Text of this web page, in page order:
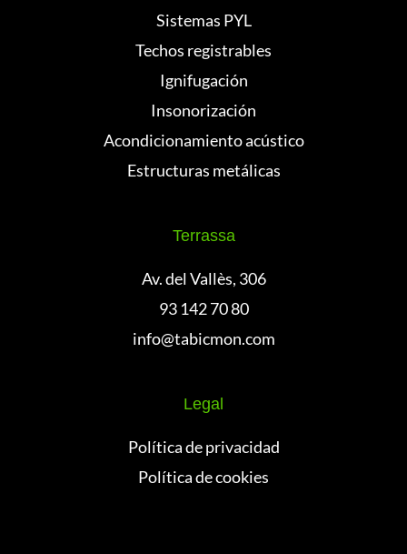
Sistemas PYL
Techos registrables
Ignifugación
Insonorización
Acondicionamiento acústico
Estructuras metálicas
Terrassa
Av. del Vallès, 306
93 142 70 80
info@tabicmon.com
Legal
Política de privacidad
Política de cookies